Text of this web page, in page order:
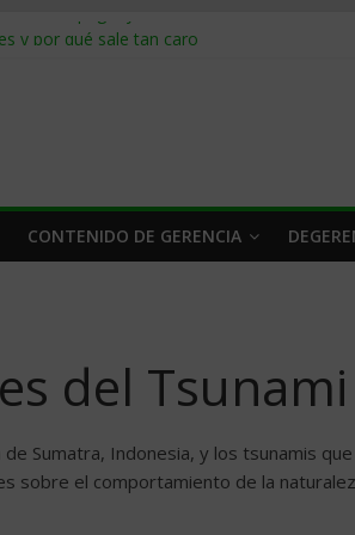
cómo pagar y cobrar en 2026
de suministro: qué hacer
cómo segmentarlo y venderle
CONTENIDO DE GERENCIA
del Tsunami
Sumatra, Indonesia, y los tsunamis
sobre el comportamiento de la